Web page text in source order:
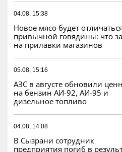
04.08, 15:38
Новое мясо будет
привычной говядины: что
на прилавки магазинов
05.08, 15:16
АЗС в августе обновили
на бензин АИ-92, АИ-95 и
дизельное топливо
04.08, 14:08
В Сызрани сотрудник
предприятия погиб в